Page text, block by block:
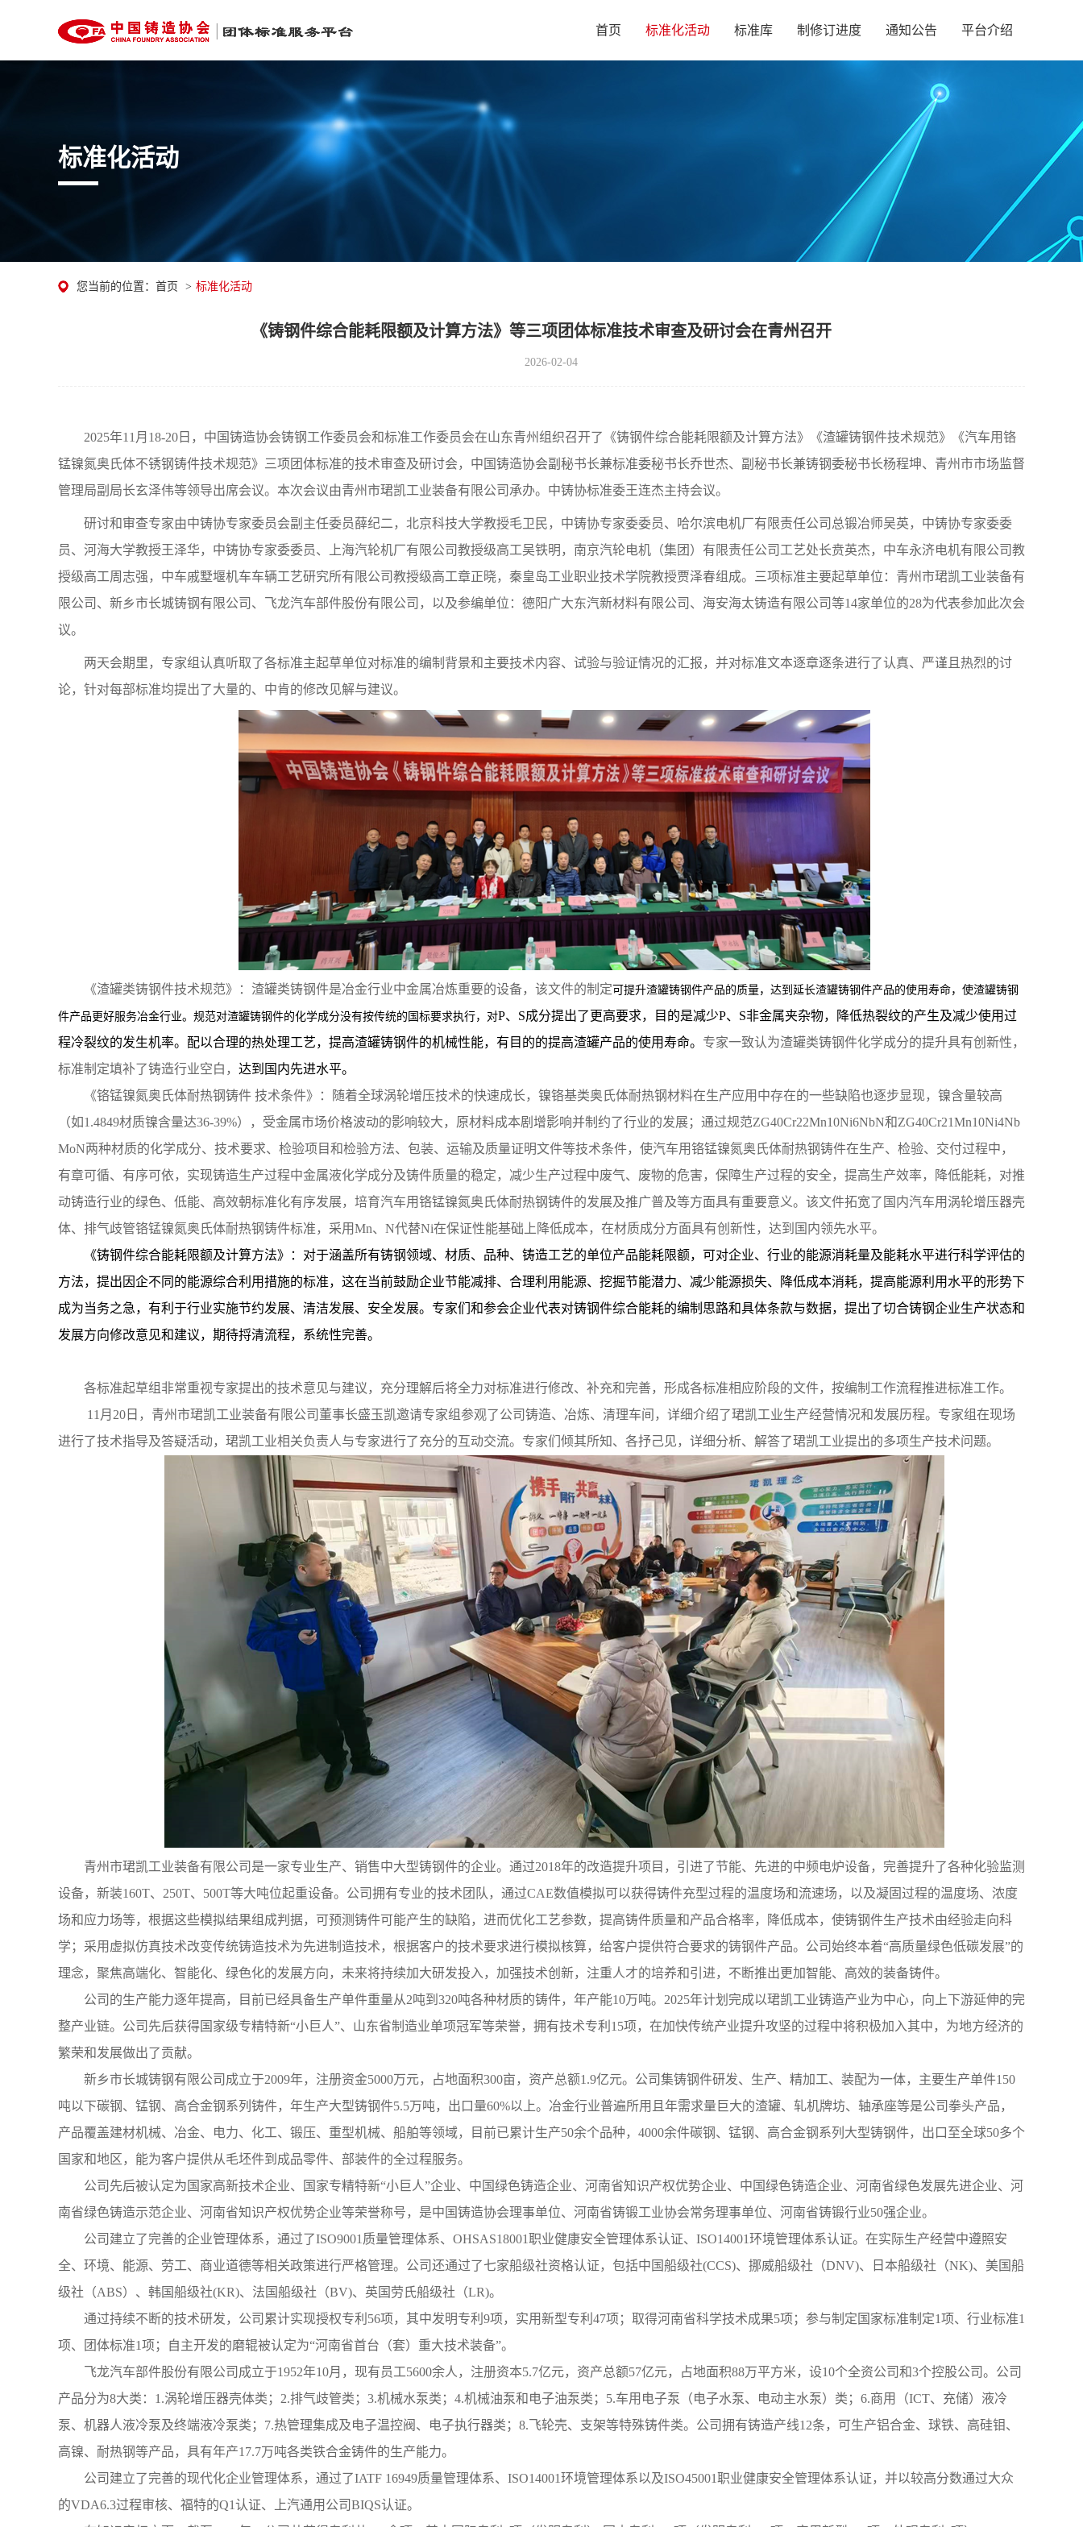
首页 标准化活动 标准库 制修订进度 通知公告 平台介绍
标准化活动
您当前的位置： 首页 > 标准化活动
《铸钢件综合能耗限额及计算方法》等三项团体标准技术审查及研讨会在青州召开
2026-02-04
2025年11月18-20日，中国铸造协会铸钢工作委员会和标准工作委员会在山东青州组织召开了《铸钢件综合能耗限额及计算方法》《渣罐铸钢件技术规范》《汽车用铬
锰镍氮奥氏体不锈钢铸件技术规范》三项团体标准的技术审查及研讨会，中国铸造协会副秘书长兼标准委秘书长乔世杰、副秘书长兼铸钢委秘书长杨程坤、青州市市场监督
管理局副局长玄泽伟等领导出席会议。 本次会议由青州市珺凯工业装备有限公司承办。 中铸协标准委王连杰主持会议。
研讨和审查专家由中铸协专家委员会副主任委员薛纪二，北京科技大学教授毛卫民，中铸协专家委委员、哈尔滨电机厂有限责任公司总锻冶师吴英，中铸协专家委委
员、河海大学教授王泽华，中铸协专家委委员、上海汽轮机厂有限公司教授级高工吴铁明，南京汽轮电机（集团）有限责任公司工艺处长贲英杰，中车永济电机有限公司教
授级高工周志强，中车戚墅堰机车车辆工艺研究所有限公司教授级高工章正晓，秦皇岛工业职业技术学院教授贾泽春组成。三项标准主要起草单位：青州市珺凯工业装备有
限公司、新乡市长城铸钢有限公司、飞龙汽车部件股份有限公司，以及参编单位： 德阳广大东汽新材料有限公司、海安海太铸造有限公司等14家单位的28为代表参加此次会
议。
两天会期里，专家组认真听取了各标准主起草单位对标准的编制背景和主要技术内容、试验与验证情况的汇报，并对标准文本逐章逐条进行了认真、严谨且热烈的讨
论，针对每部标准均提出了大量的、中肯的修改见解与建议。
《渣罐类铸钢件技术规范》：渣罐类铸钢件是冶金行业中金属冶炼重要的设备，该文件的制定 可提升渣罐铸钢件产品的质量，达到延长渣罐铸钢件产品的使用寿命，使渣罐铸钢
件产品更好服务冶金行业。规范对渣罐铸钢件的化学成分没有按传统的国标要求执行，对P、 S成分提出了更高要求，目的是减少P、 S非金属夹杂物，降低热裂纹的产生及减少使用过
程冷裂纹的发生机率。配以合理的热处理工艺，提高渣罐铸钢件的机械性能，有目的的提高渣罐产品的使用寿命。 专家一致认为渣罐类铸钢件化学成分的提升具有创新性，
标准制定填补了铸造行业空白， 达到国内先进水平。
《铬锰镍氮奥氏体耐热钢铸件 技术条件》：
随着全球涡轮增压技术的快速成长，镍铬基类奥氏体耐热钢材料在生产应用中存在的一些缺陷也逐步显现，镍含量较高
（如1.4849材质镍含量达36-39%），受金属市场价格波动的影响较大，原材料成本剧增影响并制约了行业的发展；通过规范ZG40Cr22Mn10Ni6NbN和ZG40Cr21Mn10Ni4Nb
MoN两种材质的化学成分、技术要求、检验项目和检验方法、包装、运输及质量证明文件等技术条件，使汽车用铬锰镍氮奥氏体耐热钢铸件在生产、检验、交付过程中，
有章可循、有序可依，实现铸造生产过程中金属液化学成分及铸件质量的稳定，减少生产过程中废气、废物的危害，保障生产过程的安全，提高生产效率，降低能耗，对推
动铸造行业的绿色、低能、高效朝标准化有序发展，培育汽车用铬锰镍氮奥氏体耐热钢铸件的发展及推广普及等方面具有重要意义。 该文件拓宽了国内汽车用涡轮增压器壳
体、排气歧管铬锰镍氮奥氏体耐热钢铸件标准，采用Mn、N代替Ni在保证性能基础上降低成本，在材质成分方面具有创新性，达到国内领先水平。
《铸钢件综合能耗限额及计算方法》：对于涵盖所有铸钢领域、材质、品种、铸造工艺的单位产品能耗限额，可对企业、行业的能源消耗量及能耗水平进行科学评估的
方法，提出因企不同的能源综合利用措施的标准，这在当前鼓励企业节能减排、合理利用能源、挖掘节能潜力、减少能源损失、降低成本消耗，提高能源利用水平的形势下
成为当务之急，有利于行业实施节约发展、清洁发展、安全发展。专家们和参会企业代表对铸钢件综合能耗的编制思路和具体条款与数据，提出了切合铸钢企业生产状态和
发展方向修改意见和建议，期待捋清流程，系统性完善。
各标准起草组非常重视专家提出的技术意见与建议，充分理解后将全力对标准进行修改、补充和完善，形成各标准相应阶段的文件，按编制工作流程推进标准工作。
11 月 20 日，青州市珺凯工业装备有限公司董事长盛玉凯邀请专家组参观了公司铸造、冶炼、清理车间，详细介绍了珺凯工业生产经营情况和发展历程。专家组在现场
进行了技术指导及答疑活动，珺凯工业相关负责人与专家进行了充分的互动交流。专家们倾其所知、各抒己见，详细分析、解答了珺凯工业提出的多项生产技术问题。
青州市珺凯工业装备有限公司是一家专业生产、销售中大型铸钢件的企业。通过2018年的改造提升项目，引进了节能、先进的中频电炉设备，完善提升了各种化验监测
设备，新装160T、250T、500T等大吨位起重设备。公司拥有专业的技术团队，通过CAE数值模拟可以获得铸件充型过程的温度场和流速场，以及凝固过程的温度场、浓度
场和应力场等，根据这些模拟结果组成判据，可预测铸件可能产生的缺陷，进而优化工艺参数，提高铸件质量和产品合格率，降低成本，使铸钢件生产技术由经验走向科
学；采用虚拟仿真技术改变传统铸造技术为先进制造技术，根据客户的技术要求进行模拟核算，给客户提供符合要求的铸钢件产品。公司始终本着“高质量绿色低碳发展”的
理念，聚焦高端化、智能化、绿色化的发展方向，未来将持续加大研发投入，加强技术创新，注重人才的培养和引进，不断推出更加智能、高效的装备铸件。
公司的生产能力逐年提高，目前已经具备生产单件重量从2吨到320吨各种材质的铸件，年产能10万吨。2025年计划完成以珺凯工业铸造产业为中心，向上下游延伸的完
整产业链。公司先后获得国家级专精特新“小巨人”、山东省制造业单项冠军等荣誉，拥有技术专利15项，在加快传统产业提升攻坚的过程中将积极加入其中，为地方经济的
繁荣和发展做出了贡献。
新乡市长城铸钢有限公司成立于2009年，注册资金5000万元，占地面积300亩，资产总额1.9亿元。公司集铸钢件研发、生产、精加工、装配为一体，主要生产单件150
吨以下碳钢、锰钢、高合金钢系列铸件，年生产大型铸钢件5.5万吨，出口量60%以上。冶金行业普遍所用且年需求量巨大的渣罐、轧机牌坊、轴承座等是公司拳头产品，
产品覆盖建材机械、冶金、电力、化工、锻压、重型机械、船舶等领域，目前已累计生产50余个品种，4000余件碳钢、锰钢、高合金钢系列大型铸钢件，出口至全球50多个
国家和地区，能为客户提供从毛坯件到成品零件、部装件的全过程服务。
公司先后被认定为国家高新技术企业、国家专精特新“小巨人”企业、中国绿色铸造企业、河南省知识产权优势企业、中国绿色铸造企业、河南省绿色发展先进企业、河
南省绿色铸造示范企业、河南省知识产权优势企业等荣誉称号，是中国铸造协会理事单位、河南省铸锻工业协会常务理事单位、河南省铸锻行业50强企业。
公司建立了完善的企业管理体系，通过了ISO9001质量管理体系、OHSAS18001职业健康安全管理体系认证、ISO14001环境管理体系认证。在实际生产经营中遵照安
全、环境、能源、劳工、商业道德等相关政策进行严格管理。公司还通过了七家船级社资格认证，包括中国船级社(CCS)、挪威船级社（DNV)、日本船级社（NK)、美国船
级社（ABS）、韩国船级社(KR)、法国船级社（BV)、英国劳氏船级社（LR)。
通过持续不断的技术研发，公司累计实现授权专利56项，其中发明专利9项，实用新型专利47项；取得河南省科学技术成果5项；参与制定国家标准制定1项、行业标准1
项、团体标准1项；自主开发的磨辊被认定为“河南省首台（套）重大技术装备”。
飞龙汽车部件股份有限公司成立于1952年10月，现有员工5600余人，注册资本5.7亿元，资产总额57亿元，占地面积88万平方米，设10个全资公司和3个控股公司。公司
产品分为8大类：1.涡轮增压器壳体类；2.排气歧管类；3.机械水泵类；4.机械油泵和电子油泵类；5.车用电子泵（电子水泵、电动主水泵）类；6.商用（ICT、充储）液冷
泵、机器人液冷泵及终端液冷泵类；7.热管理集成及电子温控阀、电子执行器类；8.飞轮壳、支架等特殊铸件类。公司拥有铸造产线12条，可生产铝合金、球铁、高硅钼、
高镍、耐热钢等产品，具有年产17.7万吨各类铁合金铸件的生产能力。
公司建立了完善的现代化企业管理体系，通过了IATF 16949质量管理体系、ISO14001环境管理体系以及ISO45001职业健康安全管理体系认证，并以较高分数通过大众
的VDA6.3过程审核、福特的Q1认证、上汽通用公司BIQS认证。